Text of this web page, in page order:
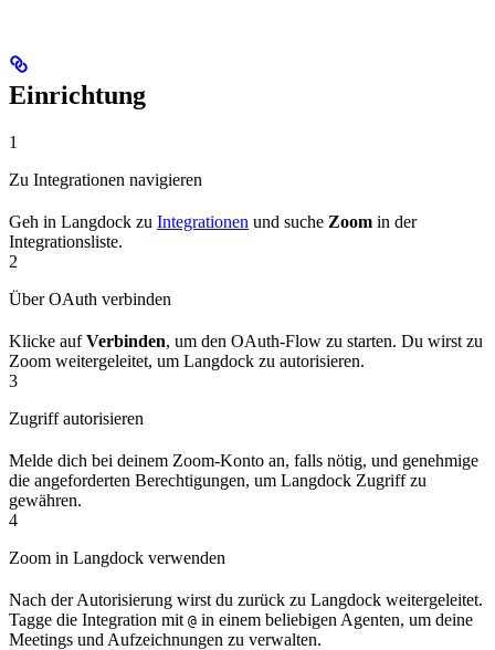
Einrichtung
1
Zu Integrationen navigieren
Geh in Langdock zu Integrationen und suche Zoom in der
Integrationsliste.
2
Über OAuth verbinden
Klicke aufVerbinden, um den OAuth-Flow zu starten. Du wirst zu
Zoom weitergeleitet, um Langdock zu autorisieren.
3
Zugriff autorisieren
Melde dich bei deinem Zoom-Konto an, falls nötig, und genehmige
die angeforderten Berechtigungen, um Langdock Zugriff zu
gewähren.
4
Zoom in Langdock verwenden
Nach der Autorisierung wirst du zurück zu Langdock weitergeleitet.
Tagge die Integration mit @ in einem beliebigen Agenten, um deine
Meetings und Aufzeichnungen zu verwalten.